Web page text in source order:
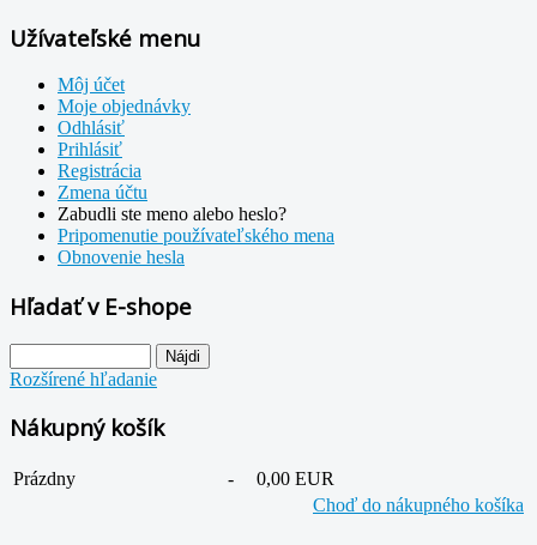
Užívateľské menu
Môj účet
Moje objednávky
Odhlásiť
Prihlásiť
Registrácia
Zmena účtu
Zabudli ste meno alebo heslo?
Pripomenutie používateľského mena
Obnovenie hesla
Hľadať v E-shope
Rozšírené hľadanie
Nákupný košík
Prázdny -
0,00 EUR
Choď do nákupného košíka